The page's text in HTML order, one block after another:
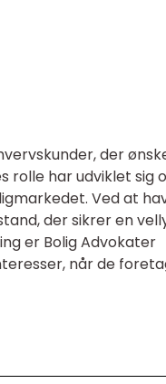
der
rolle har udviklet sig
Ved at
der sikrer en
er Bolig Advokater
når de